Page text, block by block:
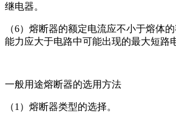
继电器。
（6）熔断器的额定电流应不小于熔体
能力应大于电路中可能出现的最大短路
一般用途熔断器的选用方法
（1）熔断器类型的选择。